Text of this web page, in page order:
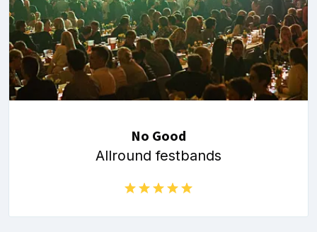
No Good
Allround festbands